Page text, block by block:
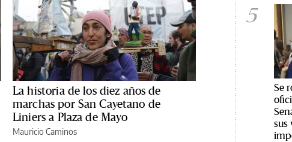
La historia de los diez años de
marchas por San Cayetano de
Liniers a Plaza de Mayo
Mauricio Caminos
5
Se
sus